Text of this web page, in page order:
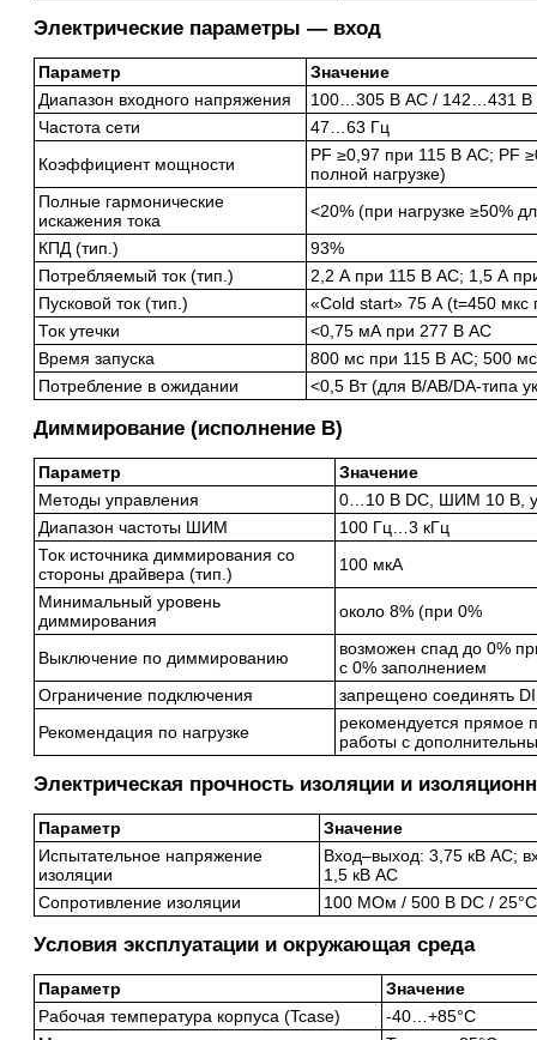
Электрические параметры — вход
Параметр
Значение
Диапазон входного напряжения
100…305 В AC / 142…431 В
Частота сети
47…63 Гц
Коэффициент мощности
PF ≥0,97 при 115 В AC; PF
полной нагрузке)
Полные гармонические
искажения тока
<20% (при нагрузке ≥50%
КПД (тип.)
93%
Потребляемый ток (тип.)
2,2 А при 115 В AC; 1,5 А
Пусковой ток (тип.)
«Cold start» 75 А (t=450 мкс
Ток утечки
<0,75 мА при 277 В AC
Время запуска
800 мс при 115 В AC; 500
Потребление в ожидании
<0,5 Вт (для B/AB/DA-типа
Диммирование (исполнение B)
Параметр
Значение
Методы управления
0…10 В DC, ШИМ 10 В,
Диапазон частоты ШИМ
100 Гц…3 кГц
Ток источника диммирования со
стороны драйвера (тип.)
100 мкА
Минимальный уровень
диммирования
около 8% (при 0%
Выключение по диммированию
возможен спад до 0%
с 0% заполнением
Ограничение подключения
запрещено соединять
Рекомендация по нагрузке
рекомендуется прямое
работы с
Электрическая прочность изоляции и
Параметр
Значение
Испытательное напряжение
изоляции
Вход–выход: 3,75 кВ AC;
1,5 кВ AC
Сопротивление изоляции
100 МОм / 500 В DC /
Условия эксплуатации и окружающая среда
Параметр
Значение
Рабочая температура корпуса (Tcase)
-40…+85°C